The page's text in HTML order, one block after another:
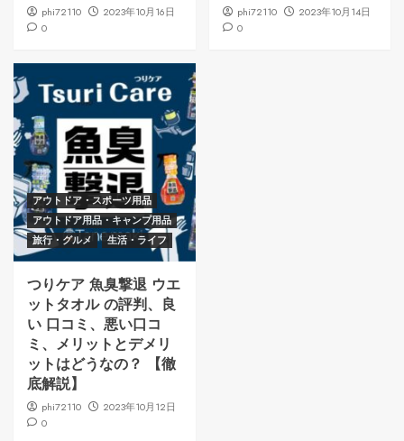
phi72110
2023年10月16日
0
phi72110
2023年10月14日
0
アウトドア・スポーツ用品
アウトドア用品・キャンプ用品
旅行・グルメ
生活・ライフ
つりケア 魚臭撃退 ウエ
ットタオル の評判、良
い 口コミ、悪い口コ
ミ、メリットとデメリ
ットはどうなの？ 【徹
底解説】
phi72110
2023年10月12日
0